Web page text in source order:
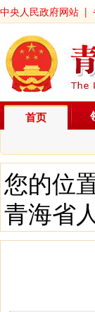
中央人民政府网站 |
首页
您的位
青海省